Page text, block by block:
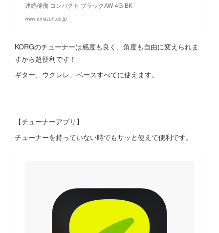
連続稼働 コンパクト ブラックAW-4G-BK
www.amazon.co.jp
KORGのチューナーは感度も良く、角度も自由に変えられま
すから超便利です！
ギター、ウクレレ、ベースすべてに使えます。
【チューナーアプリ】
チューナーを持っていない時でもサッと使えて便利です。